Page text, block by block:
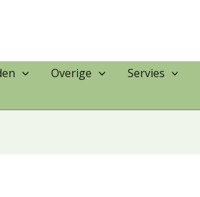
Overige
Servies